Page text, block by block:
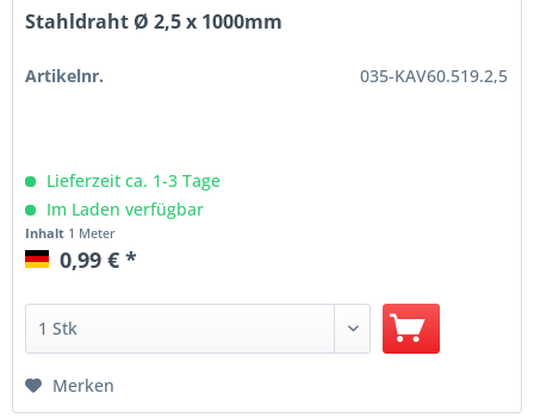
Stahldraht Ø 2,5 x 1000mm
Artikelnr. 035-KAV60.519.2,5
Lieferzeit ca. 1-3 Tage
Im Laden verfügbar
Inhalt 1 Meter
0,99 € *
Merken